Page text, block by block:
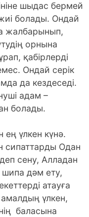
шыдас бермей
болады. Ондай
жалбарынып,
орнына
қабірлерді
Ондай серік
да кездеседі.
адам –
болады.
ең үлкен күнә.
сипаттарды Одан
сену, Алладан
шипа дәм ету,
атауға
үлкен,
баласына